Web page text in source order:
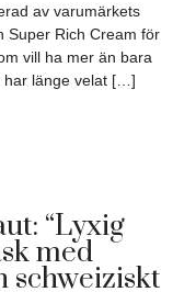
av varumärkets
Super Rich Cream för
vill ha mer än bara
har länge velat […]
“Lyxig
med
schweiziskt